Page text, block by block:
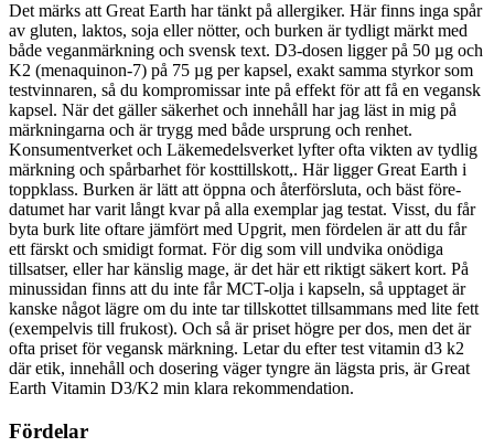
Det märks att Great Earth har tänkt på allergiker. Här finns inga spår
av gluten, laktos, soja eller nötter, och burken är tydligt märkt med
både veganmärkning och svensk text. D3-dosen ligger på 50 µg och
K2 (menaquinon-7) på 75 µg per kapsel, exakt samma styrkor som
testvinnaren, så du kompromissar inte på effekt för att få en vegansk
kapsel. När det gäller säkerhet och innehåll har jag läst in mig på
märkningarna och är trygg med både ursprung och renhet.
Konsumentverket och Läkemedelsverket lyfter ofta vikten av tydlig
märkning och spårbarhet för kosttillskott,. Här ligger Great Earth i
toppklass. Burken är lätt att öppna och återförsluta, och bäst före-
datumet har varit långt kvar på alla exemplar jag testat. Visst, du får
byta burk lite oftare jämfört med Upgrit, men fördelen är att du får
ett färskt och smidigt format. För dig som vill undvika onödiga
tillsatser, eller har känslig mage, är det här ett riktigt säkert kort. På
minussidan finns att du inte får MCT-olja i kapseln, så upptaget är
kanske något lägre om du inte tar tillskottet tillsammans med lite fett
(exempelvis till frukost). Och så är priset högre per dos, men det är
ofta priset för vegansk märkning. Letar du efter test vitamin d3 k2
där etik, innehåll och dosering väger tyngre än lägsta pris, är Great
Earth Vitamin D3/K2 min klara rekommendation.
Fördelar